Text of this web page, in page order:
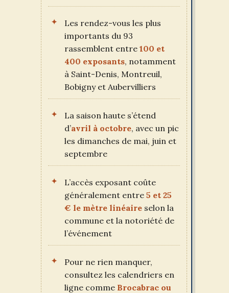
Les rendez-vous les plus
importants du 93
rassemblent entre 100 et
400 exposants, notamment
à Saint-Denis, Montreuil,
Bobigny et Aubervilliers
La saison haute s’étend
d’avril à octobre, avec un pic
les dimanches de mai, juin et
septembre
L’accès exposant coûte
généralement entre 5 et 25
€ le mètre linéaire selon la
commune et la notoriété de
l’événement
Pour ne rien manquer,
consultez les calendriers en
ligne comme Brocabrac ou